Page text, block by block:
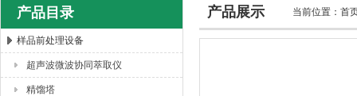
杭州川一实验仪器有限公司
产品目录
样品前处理设备
超声波微波协同萃取仪
精馏塔
产品展示 当前位置： 首